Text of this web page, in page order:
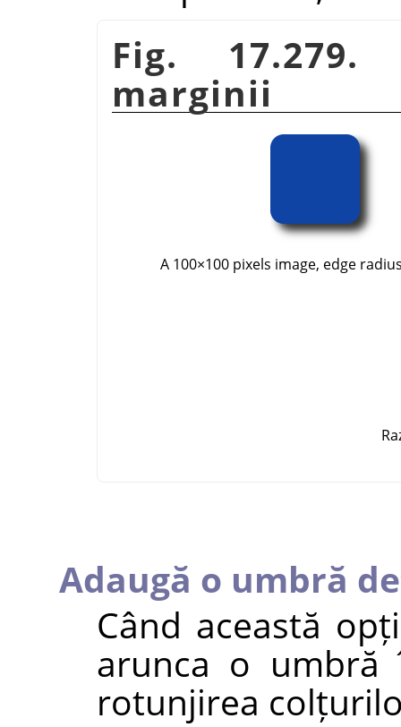
Fig.
marginii
A 100×100 pixels image, edge
Adaugă o umbră
Când această
arunca o umbră
rotunjirea